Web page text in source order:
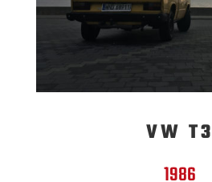
VW T3
1986